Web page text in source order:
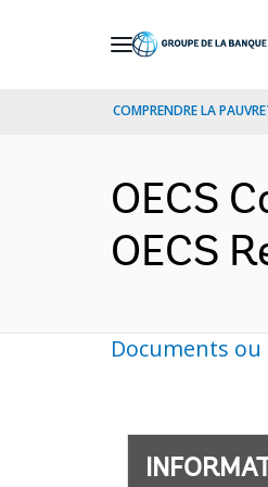
COMPRENDRE LA
OECS
OECS
Documents